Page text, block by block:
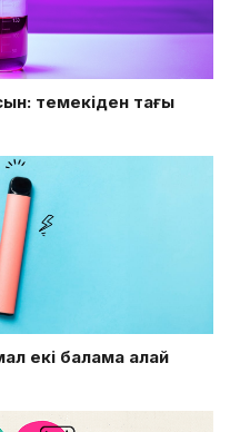
темекіден тағы
екі балама қалай